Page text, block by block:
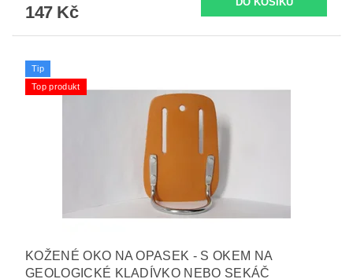
147 Kč
Tip
Top produkt
KOŽENÉ OKO NA OPASEK - S OKEM NA
GEOLOGICKÉ KLADÍVKO NEBO SEKÁČ